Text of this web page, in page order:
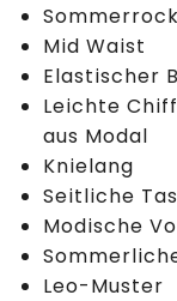
Sommerrock
Mid Waist
Elastischer
Leichte
aus Modal
Knielang
Seitliche
Modische
Leo-Muster